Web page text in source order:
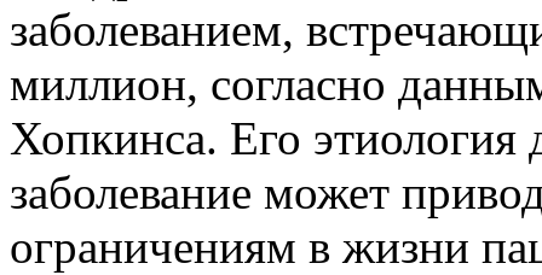
заболеванием,
миллион, согласно
Хопкинса. Его этиология
заболевание может
ограничениям в жизни